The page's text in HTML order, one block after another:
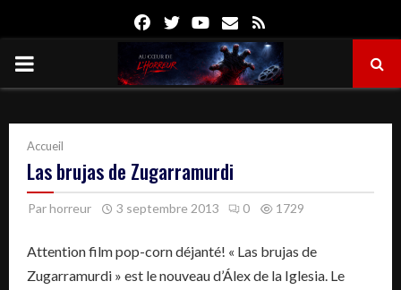
FacebookTwitterYoutube
Email
PRIMARY
Accueil
Las brujas de Zugarramurdi
Parhorreur 3 septembre 2013 0 1729
Attention film pop-corn déjanté! « Las brujas de
Zugarramurdi » est le nouveau d’Álex de la Iglesia. Le